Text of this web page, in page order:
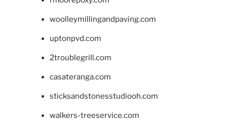
woolleymillingandpaving.com
uptonpvd.com
2troublegrill.com
casateranga.com
sticksandstonesstudiooh.com
walkers-treeservice.com